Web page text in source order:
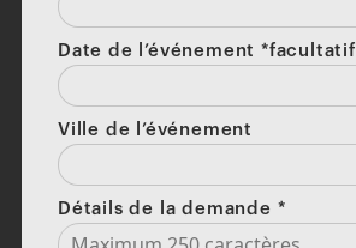
Date de l’événement *facultatif
Ville de l’événement
Détails de la demande *